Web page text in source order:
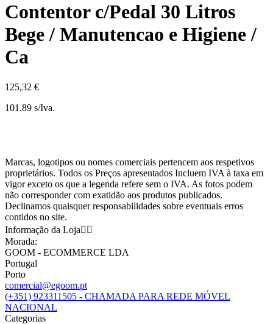
Contentor c/Pedal 30 Litros
Bege / Manutencao e Higiene /
Ca
125,32 €
101.89 s/Iva.
Marcas, logotipos ou nomes comerciais pertencem aos respetivos
proprietários. Todos os Preços apresentados Incluem IVA à taxa em
vigor exceto os que a legenda refere sem o IVA. As fotos podem
não corresponder com exatidão aos produtos publicados.
Declinamos quaisquer responsabilidades sobre eventuais erros
contidos no site.
Informação da Loja 
Morada:
GOOM - ECOMMERCE LDA
Portugal
Porto
comercial@egoom.pt
(+351) 923311505 - CHAMADA PARA REDE MÓVEL
NACIONAL
Categorias